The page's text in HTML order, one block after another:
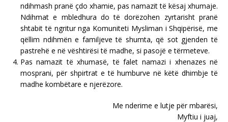
ndihmash pranë çdo xhamie, pas namazit të kësaj xhumaje.
Ndihmat e mbledhura do të dorëzohen zyrtarisht pranë
shtabit të ngritur nga Komuniteti Mysliman i Shqipërisë, me
qëllim ndihmën e familjeve të shumta, që sot gjenden të
pastrehë e në vështirësi të madhe, si pasojë e tërmeteve.
Pas namazit të xhumasë, të falet namazi i xhenazes në
mosprani, për shpirtrat e të humburve në këtë dhimbje të
madhe kombëtare e njerëzore.
Me nderime e lutje për mbarësi,
Myftiu i juaj,